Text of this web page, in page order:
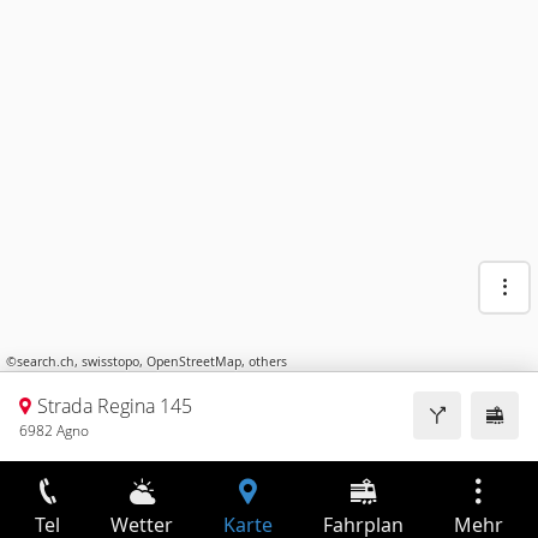
©search.ch, swisstopo, OpenStreetMap, others
Strada Regina 145
6982 Agno
Tel Wetter Karte Fahrplan Mehr